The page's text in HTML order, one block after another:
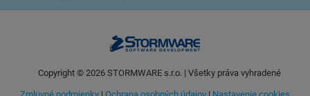
Copyright © 2026STORMWARE s.r.o. | Všetky práva vyhradené
Zmluvné podmienky | Ochrana osobných údajov | Nastavenie cookies